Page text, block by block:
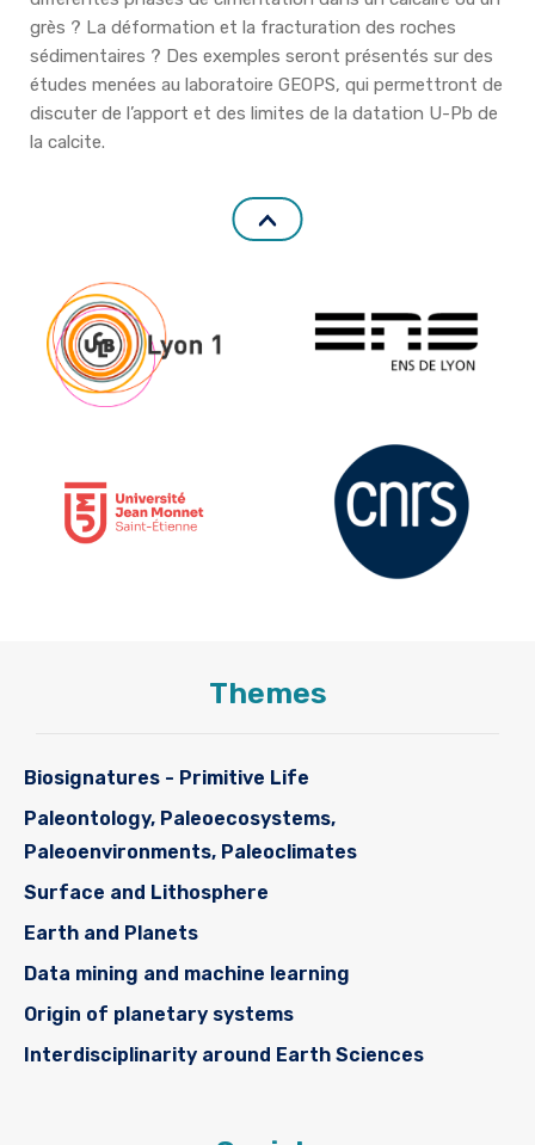
grès ? La déformation et la fracturation des roches
sédimentaires ? Des exemples seront présentés sur des
études menées au laboratoire GEOPS, qui permettront de
discuter de l’apport et des limites de la datation U-Pb de
la calcite.
Themes
Biosignatures - Primitive Life
Paleontology, Paleoecosystems,
Paleoenvironments, Paleoclimates
Surface and Lithosphere
Earth and Planets
Data mining and machine learning
Origin of planetary systems
Interdisciplinarity around Earth Sciences